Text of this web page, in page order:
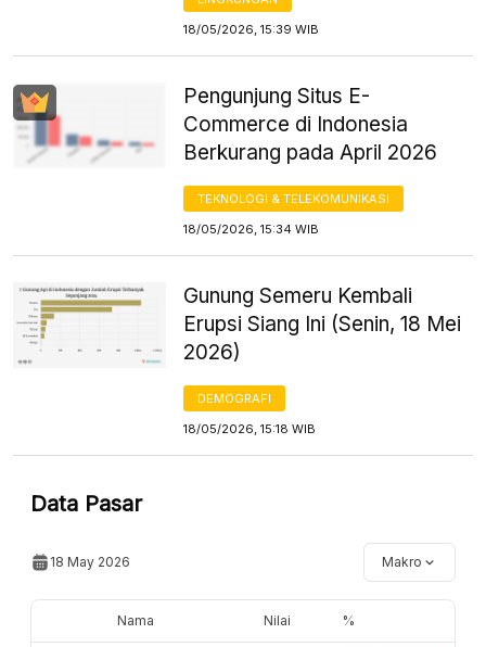
18/05/2026, 15:39 WIB
Pengunjung Situs E-
Commerce di Indonesia
Berkurang pada April 2026
TEKNOLOGI & TELEKOMUNIKASI
18/05/2026, 15:34 WIB
Gunung Semeru Kembali
Erupsi Siang Ini (Senin, 18 Mei
2026)
DEMOGRAFI
18/05/2026, 15:18 WIB
Data Pasar
18 May 2026 Makro
Nama Nilai %